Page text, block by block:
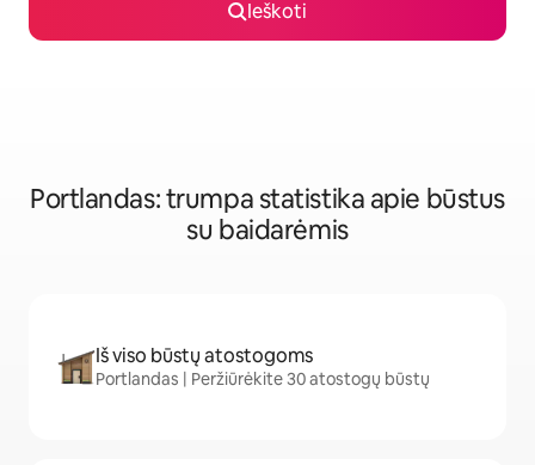
Ieškoti
Portlandas: trumpa statistika apie būstus
su baidarėmis
Iš viso būstų atostogoms
Portlandas | Peržiūrėkite 30 atostogų būstų